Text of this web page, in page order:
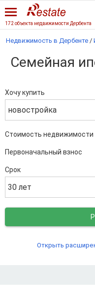
172 объекта недвижимости Дербента
Недвижимость в Дербенте /
Семейная
Хочу купить
новостройка
Стоимость недвижимости
Первоначальный взнос
Срок
30 лет
Открыть